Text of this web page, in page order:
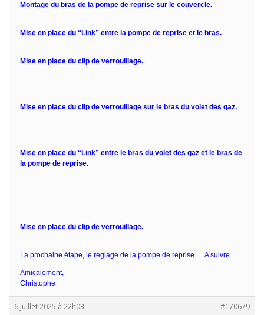
Montage du bras de la pompe de reprise sur le couvercle.
Mise en place du “Link” entre la pompe de reprise et le bras.
Mise en place du clip de verrouillage.
Mise en place du clip de verrouillage sur le bras du volet des gaz.
Mise en place du “Link” entre le bras du volet des gaz et le bras de
la pompe de reprise.
Mise en place du clip de verrouillage.
La prochaine étape, le réglage de la pompe de reprise … A suivre …
Amicalement,
Christophe
6 juillet 2025 à 22h03 #170679